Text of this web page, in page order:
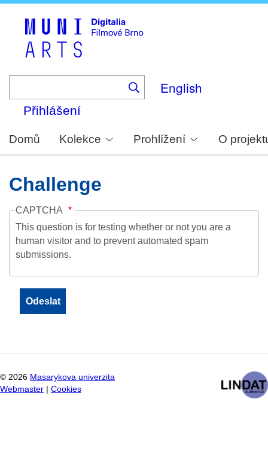
English
Přihlášení
Domů Kolekce Prohlížení O
Challenge
CAPTCHA
This question is for testing whether or not you are a
human visitor and to prevent automated spam
submissions.
© 2026 Masarykova univerzita
Webmaster
Cookies